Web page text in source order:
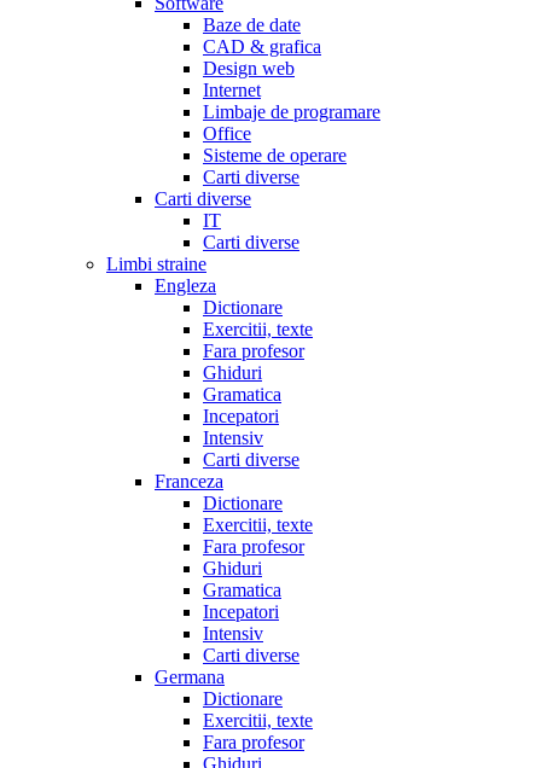
Baze de date
CAD & grafica
Design web
Internet
Limbaje de programare
Office
Sisteme de operare
Carti diverse
Carti diverse
IT
Carti diverse
Limbi straine
Engleza
Dictionare
Exercitii, texte
Fara profesor
Ghiduri
Gramatica
Incepatori
Intensiv
Carti diverse
Franceza
Dictionare
Exercitii, texte
Fara profesor
Ghiduri
Gramatica
Incepatori
Intensiv
Carti diverse
Germana
Dictionare
Exercitii, texte
Fara profesor